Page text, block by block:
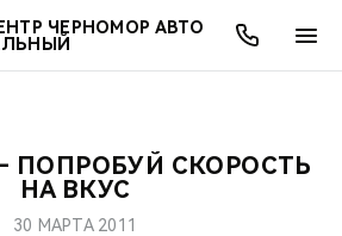
ЧЕРНОМОР АВТО
МОДЕЛИ
О КОМПАНИИ
ПОКУПАТЕЛЯМ
ВЛАДЕЛЬЦАМ
МИР CHERY
СЕРВИСЫ
— ПОПРОБУЙ СКОРОСТЬ
НА ВКУС
30 МАРТА 2011